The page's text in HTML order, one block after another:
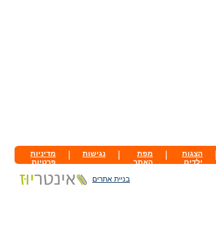
הצגות
ילדים
מפת
האתר
נגישות
מדיניות
פרטיות
בניית אתרים